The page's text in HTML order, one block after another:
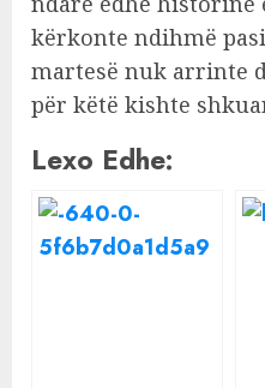
kërkonte ndihmë
martesë nuk arrinte
për këtë kishte
Lexo Edhe: